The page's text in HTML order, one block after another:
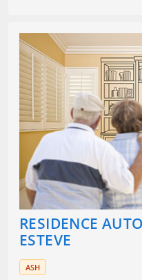
RESIDENCE
ESTEVE
ASH